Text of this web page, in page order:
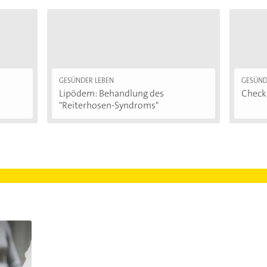
GESÜNDER LEBEN
Lipödem: Behandlung des
"Reiterhosen-Syndroms"